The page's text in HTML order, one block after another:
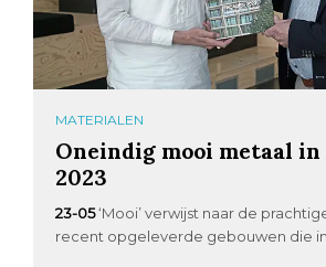
MATERIALEN
Oneindig mooi metaal in
2023
23-05‘Mooi’ verwijst naar de
recent opgeleverde gebouwen die